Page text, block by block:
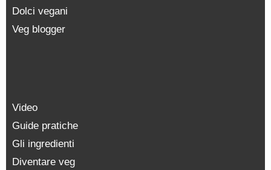
Dolci vegani
Veg blogger
Video
Guide pratiche
Gli ingredienti
Diventare veg